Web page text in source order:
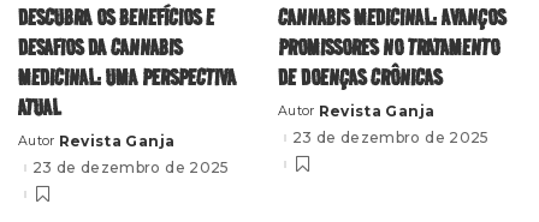
DESCUBRA OS BENEFÍCIOS E
DESAFIOS DA CANNABIS
MEDICINAL: UMA PERSPECTIVA
ATUAL
Posted
by
Autor Revista Ganja
23 de dezembro de 2025
CANNABIS MEDICINAL: AVANÇOS
PROMISSORES NO TRATAMENTO
DE DOENÇAS CRÔNICAS
Posted
by
Autor Revista Ganja
23 de dezembro de 2025